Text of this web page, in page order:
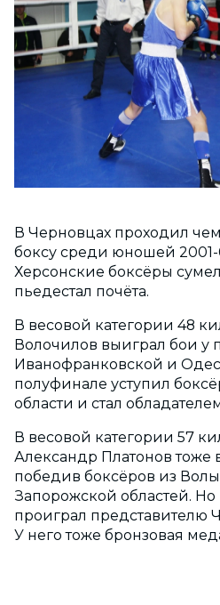
В Черновцах проходил
боксу среди юношей
Херсонские боксёры
пьедестал почёта.
В весовой категории 48
Волочилов выиграл бои у
Иванофранковской и
полуфинале уступил
области и стал
В весовой категории 57
Александр Платонов тоже
победив боксёров из
Запорожской областей.
проиграл представителю
У него тоже бронзовая